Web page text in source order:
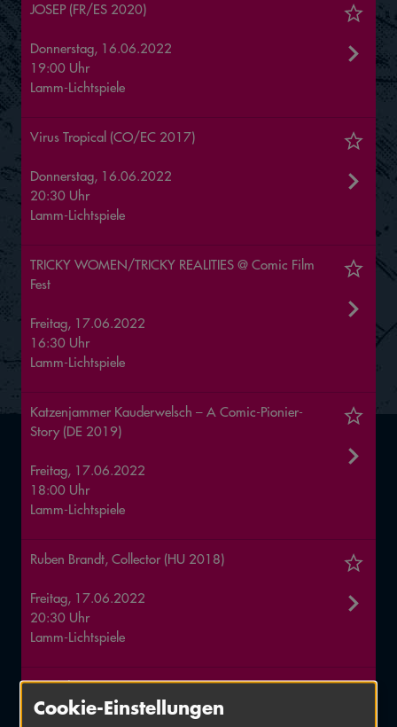
JOSEP (FR/ES 2020)
Donnerstag, 16.06.2022
19:00 Uhr
Lamm-Lichtspiele
Virus Tropical (CO/EC 2017)
Donnerstag, 16.06.2022
20:30 Uhr
Lamm-Lichtspiele
TRICKY WOMEN/TRICKY REALITIES @ Comic Film
Fest
Freitag, 17.06.2022
16:30 Uhr
Lamm-Lichtspiele
Katzenjammer Kauderwelsch – A Comic-Pionier-
Story (DE 2019)
Freitag, 17.06.2022
18:00 Uhr
Lamm-Lichtspiele
Ruben Brandt, Collector (HU 2018)
Freitag, 17.06.2022
20:30 Uhr
Lamm-Lichtspiele
Die Odyssee (FR 2021)
Cookie-Einstellungen